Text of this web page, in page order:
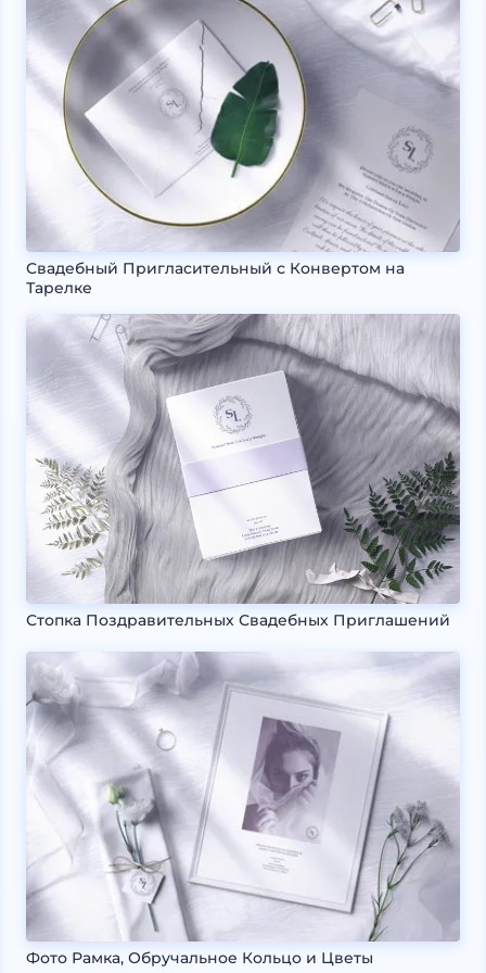
Свадебный Пригласительный с Конвертом на
Тарелке
Стопка Поздравительных Свадебных Приглашений
Фото Рамка, Обручальное Кольцо и Цветы